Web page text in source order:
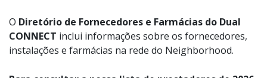
O Diretório de Fornecedores e Farmácias do Dual
CONNECT inclui informações sobre os fornecedores,
instalações e farmácias na rede do Neighborhood.